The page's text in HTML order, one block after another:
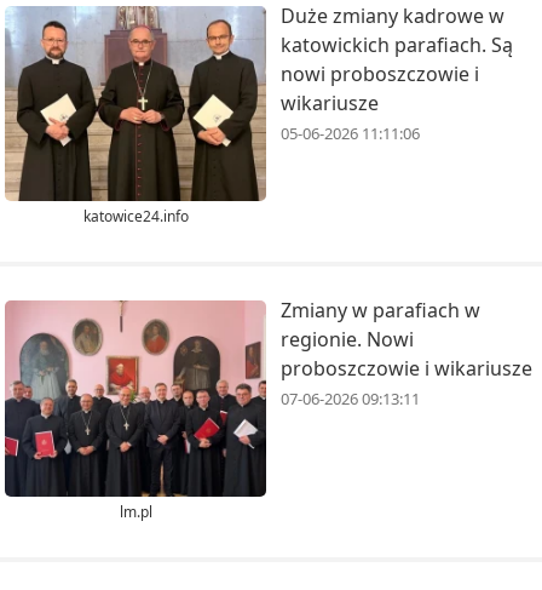
katowice24.info
Duże zmiany kadrowe w
katowickich parafiach. Są
nowi proboszczowie i
wikariusze
05-06-2026 11:11:06
lm.pl
Zmiany w parafiach w
regionie. Nowi
proboszczowie i wikariusze
07-06-2026 09:13:11